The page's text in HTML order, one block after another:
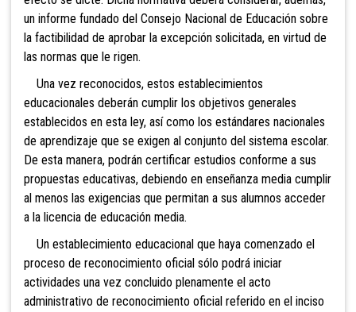
un informe fundado del Consejo Nacional de Educación sobre
la factibilidad de aprobar la excepción solicitada, en virtud de
las normas que le rigen.
Una vez reconocidos, estos establecimientos
educacionales deberán cumplir los objetivos generales
establecidos en esta ley, así como los estándares nacionales
de aprendizaje que se exigen al conjunto del sistema escolar.
De esta manera, podrán certificar estudios conforme a sus
propuestas educativas, debiendo en enseñanza media cumplir
al menos las exigencias que permitan a sus alumnos acceder
a la licencia de educación media.
Un establecimiento educacional que haya comenzado el
proceso de reconocimiento oficial sólo podrá iniciar
actividades una vez concluido plenamente el acto
administrativo de reconocimiento oficial referido en el inciso